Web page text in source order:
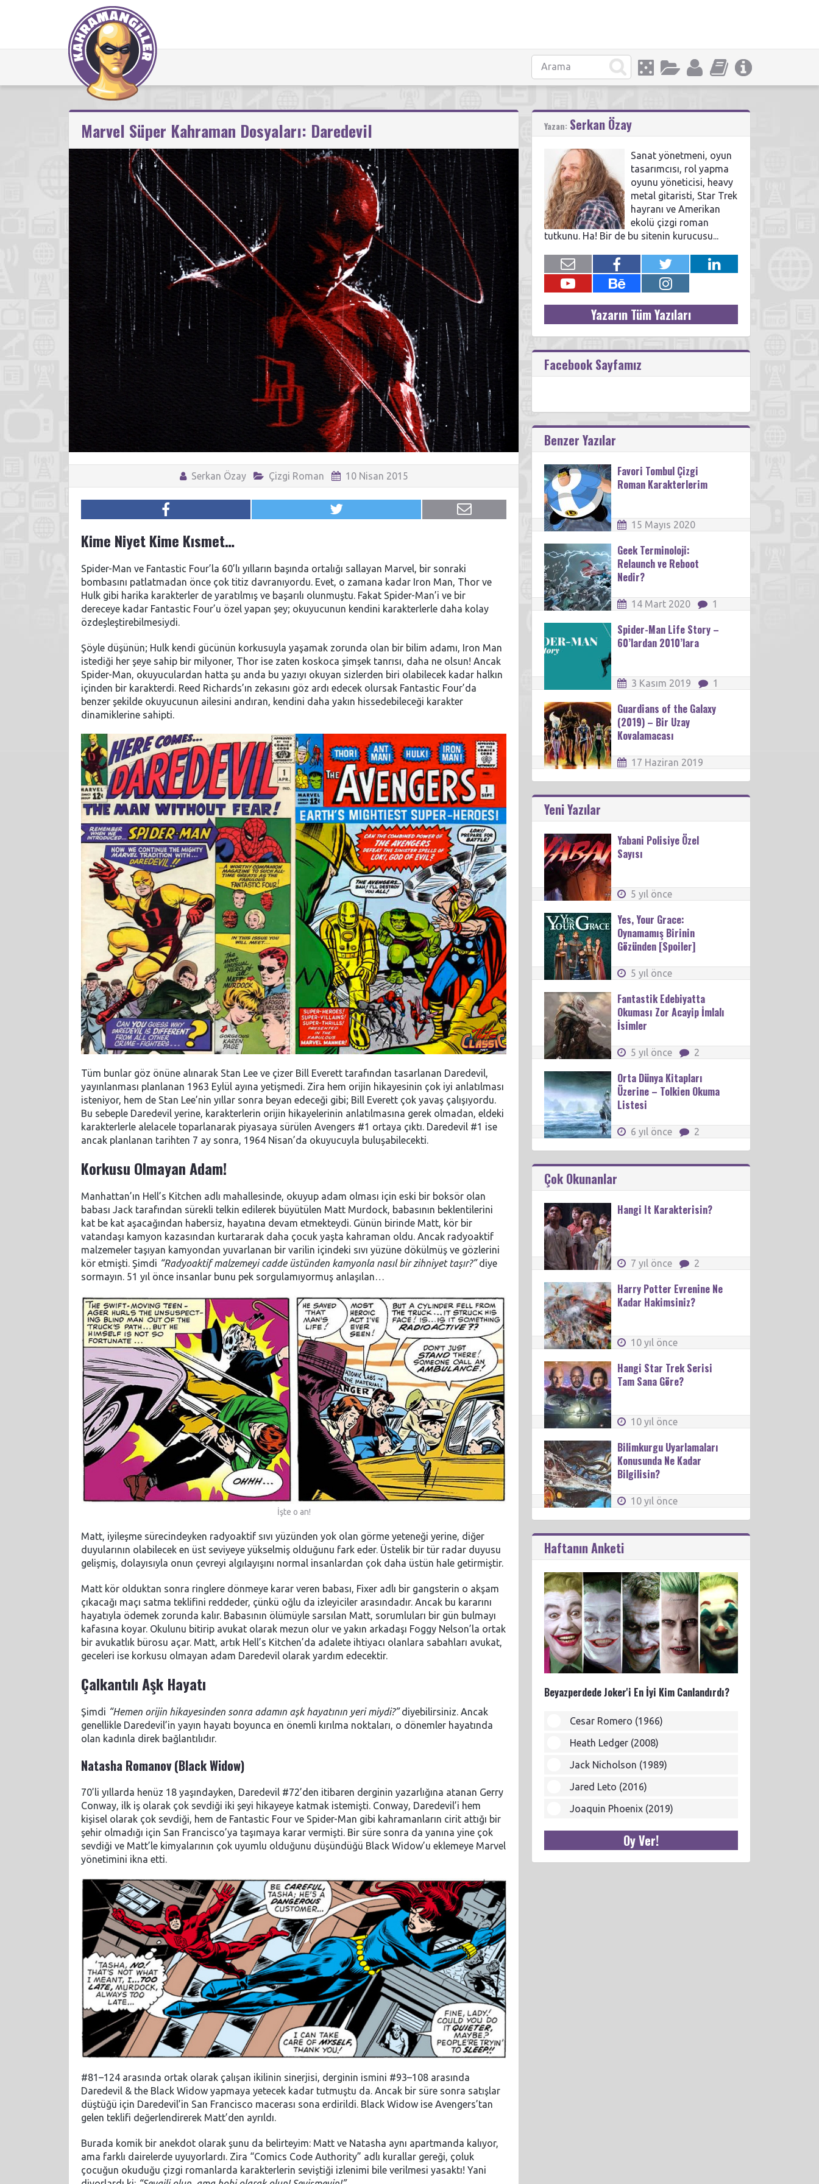
Marvel Süper Kahraman Dosyaları: Daredevil
Serkan Özay Çizgi Roman 10 Nisan 2015
Kime Niyet Kime Kısmet…
Spider-Man ve Fantastic Four’la 60’lı yılların başında ortalığı sallayan Marvel, bir sonraki
bombasını patlatmadan önce çok titiz davranıyordu. Evet, o zamana kadar Iron Man, Thor ve
Hulk gibi harika karakterler de yaratılmış ve başarılı olunmuştu. Fakat Spider-Man’i ve bir
dereceye kadar Fantastic Four’u özel yapan şey; okuyucunun kendini karakterlerle daha kolay
özdeşleştirebilmesiydi.
Şöyle düşünün; Hulk kendi gücünün korkusuyla yaşamak zorunda olan bir bilim adamı, Iron Man
istediği her şeye sahip bir milyoner, Thor ise zaten koskoca şimşek tanrısı, daha ne olsun! Ancak
Spider-Man, okuyuculardan hatta şu anda bu yazıyı okuyan sizlerden biri olabilecek kadar halkın
içinden bir karakterdi. Reed Richards’ın zekasını göz ardı edecek olursak Fantastic Four’da
benzer şekilde okuyucunun ailesini andıran, kendini daha yakın hissedebileceği karakter
dinamiklerine sahipti.
Tüm bunlar göz önüne alınarak Stan Lee ve çizer Bill Everett tarafından tasarlanan Daredevil,
yayınlanması planlanan 1963 Eylül ayına yetişmedi. Zira hem orijin hikayesinin çok iyi anlatılması
isteniyor, hem de Stan Lee’nin yıllar sonra beyan edeceği gibi; Bill Everett çok yavaş çalışıyordu.
Bu sebeple Daredevil yerine, karakterlerin orijin hikayelerinin anlatılmasına gerek olmadan, eldeki
karakterlerle alelacele toparlanarak piyasaya sürülen Avengers #1 ortaya çıktı. Daredevil #1 ise
ancak planlanan tarihten 7 ay sonra, 1964 Nisan’da okuyucuyla buluşabilecekti.
Korkusu Olmayan Adam!
Manhattan’ın Hell’s Kitchen adlı mahallesinde, okuyup adam olması için eski bir boksör olan
babası Jack tarafından sürekli telkin edilerek büyütülen Matt Murdock, babasının beklentilerini
kat be kat aşacağından habersiz, hayatına devam etmekteydi. Günün birinde Matt, kör bir
vatandaşı kamyon kazasından kurtararak daha çocuk yaşta kahraman oldu. Ancak radyoaktif
malzemeler taşıyan kamyondan yuvarlanan bir varilin içindeki sıvı yüzüne dökülmüş ve gözlerini
kör etmişti. Şimdi “Radyoaktif malzemeyi cadde üstünden kamyonla nasıl bir zihniyet taşır?”diye
sormayın. 51 yıl önce insanlar bunu pek sorgulamıyormuş anlaşılan…
İşte o an!
Matt, iyileşme sürecindeyken radyoaktif sıvı yüzünden yok olan görme yeteneği yerine, diğer
duyularının olabilecek en üst seviyeye yükselmiş olduğunu fark eder. Üstelik bir tür radar duyusu
gelişmiş, dolayısıyla onun çevreyi algılayışını normal insanlardan çok daha üstün hale getirmiştir.
Matt kör olduktan sonra ringlere dönmeye karar veren babası, Fixer adlı bir gangsterin o akşam
çıkacağı maçı satma teklifini reddeder, çünkü oğlu da izleyiciler arasındadır. Ancak bu kararını
hayatıyla ödemek zorunda kalır. Babasının ölümüyle sarsılan Matt, sorumluları bir gün bulmayı
kafasına koyar. Okulunu bitirip avukat olarak mezun olur ve yakın arkadaşı Foggy Nelson’la ortak
bir avukatlık bürosu açar. Matt, artık Hell’s Kitchen’da adalete ihtiyacı olanlara sabahları avukat,
geceleri ise korkusu olmayan adam Daredevil olarak yardım edecektir.
Çalkantılı Aşk Hayatı
Şimdi “Hemen orijin hikayesinden sonra adamın aşk hayatının yeri miydi?”diyebilirsiniz. Ancak
genellikle Daredevil’in yayın hayatı boyunca en önemli kırılma noktaları, o dönemler hayatında
olan kadınla direk bağlantılıdır.
Natasha Romanov (Black Widow)
70’li yıllarda henüz 18 yaşındayken, Daredevil #72’den itibaren derginin yazarlığına atanan Gerry
Conway, ilk iş olarak çok sevdiği iki şeyi hikayeye katmak istemişti. Conway, Daredevil’i hem
kişisel olarak çok sevdiği, hem de Fantastic Four ve Spider-Man gibi kahramanların cirit attığı bir
şehir olmadığı için San Francisco’ya taşımaya karar vermişti. Bir süre sonra da yanına yine çok
sevdiği ve Matt’le kimyalarının çok uyumlu olduğunu düşündüğü Black Widow’u eklemeye Marvel
yönetimini ikna etti.
#81–124 arasında ortak olarak çalışan ikilinin sinerjisi, derginin ismini #93–108 arasında
Daredevil & the Black Widow yapmaya yetecek kadar tutmuştu da. Ancak bir süre sonra satışlar
düştüğü için Daredevil’in San Francisco macerası sona erdirildi. Black Widow ise Avengers’tan
gelen teklifi değerlendirerek Matt’den ayrıldı.
Burada komik bir anekdot olarak şunu da belirteyim: Matt ve Natasha aynı apartmanda kalıyor,
ama farklı dairelerde uyuyorlardı. Zira “Comics Code Authority” adlı kurallar gereği, çoluk
çocuğun okuduğu çizgi romanlarda karakterlerin seviştiği izlenimi bile verilmesi yasaktı! Yani
Yazan: Serkan Özay
Sanat yönetmeni, oyun
tasarımcısı, rol yapma
oyunu yöneticisi, heavy
metal gitaristi, Star Trek
hayranı ve Amerikan
ekolü çizgi roman
tutkunu. Ha! Bir de bu sitenin kurucusu...
Yazarın Tüm Yazıları
Facebook Sayfamız
Benzer Yazılar
Favori Tombul Çizgi
Roman Karakterlerim
15 Mayıs 2020
Geek Terminoloji:
Relaunch ve Reboot
Nedir?
14 Mart 2020 1
Spider-Man Life Story –
60’lardan 2010’lara
3 Kasım 2019 1
Guardians of the Galaxy
(2019) – Bir Uzay
Kovalamacası
17 Haziran 2019
Yeni Yazılar
Yabani Polisiye Özel
Sayısı
5 yıl önce
Yes, Your Grace:
Oynamamış Birinin
Gözünden [Spoiler]
5 yıl önce
Fantastik Edebiyatta
Okuması Zor Acayip İmlalı
İsimler
5 yıl önce 2
Orta Dünya Kitapları
Üzerine – Tolkien Okuma
Listesi
6 yıl önce 2
Çok Okunanlar
Hangi It Karakterisin?
7 yıl önce 2
Harry Potter Evrenine Ne
Kadar Hakimsiniz?
10 yıl önce
Hangi Star Trek Serisi
Tam Sana Göre?
10 yıl önce
Bilimkurgu Uyarlamaları
Konusunda Ne Kadar
Bilgilisin?
10 yıl önce
Haftanın Anketi
Beyazperdede Joker'i En İyi Kim Canlandırdı?
Cesar Romero (1966)
Heath Ledger (2008)
Jack Nicholson (1989)
Jared Leto (2016)
Joaquin Phoenix (2019)
Oy Ver!